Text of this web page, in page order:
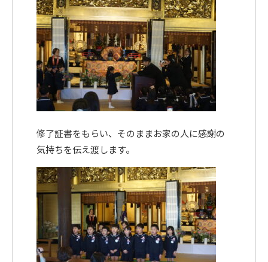
修了証書をもらい、そのままお家の人に感謝の
気持ちを伝え渡します。